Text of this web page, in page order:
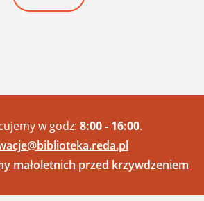
w godz: 8:00 - 16:00.
małoletnich przed krzywdzeniem